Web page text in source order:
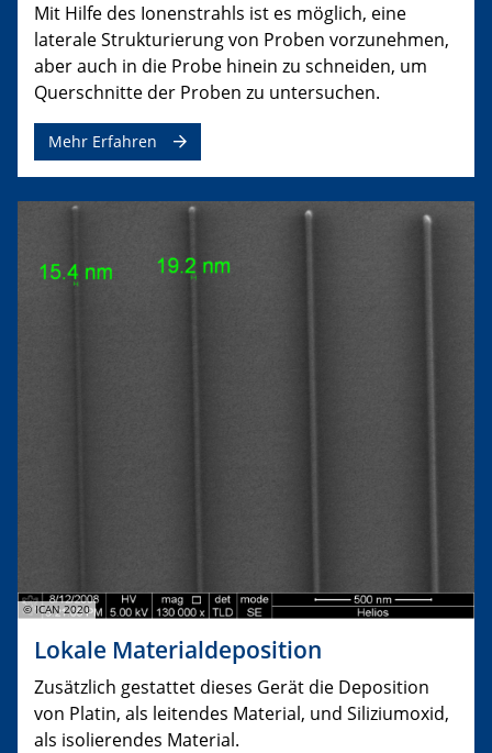
Mit Hilfe des Ionenstrahls ist es möglich, eine
laterale Strukturierung von Proben vorzunehmen,
aber auch in die Probe hinein zu schneiden, um
Querschnitte der Proben zu untersuchen.
Mehr Erfahren
© ICAN 2020
Lokale Materialdeposition
Zusätzlich gestattet dieses Gerät die Deposition
von Platin, als leitendes Material, und Siliziumoxid,
als isolierendes Material.